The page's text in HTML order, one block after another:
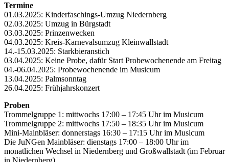
Termine
01.03.2025: Kinderfaschings-Umzug Niedernberg
02.03.2025: Umzug in Bürgstadt
03.03.2025: Prinzenwecken
04.03.2025: Kreis-Karnevalsumzug Kleinwallstadt
14.-15.03.2025: Starkbieranstich
03.04.2025: Keine Probe, dafür Start Probewochenende am Freitag
04.-06.04.2025: Probewochenende im Musicum
13.04.2025: Palmsonntag
26.04.2025: Frühjahrskonzert
Proben
Trommelgruppe 1: mittwochs 17:00 – 17:45 Uhr im Musicum
Trommelgruppe 2: mittwochs 17:50 – 18:35 Uhr im Musicum
Mini-Mainbläser: donnerstags 16:30 – 17:15 Uhr im Musicum
Die JuNGen Mainbläser: dienstags 17:00 – 18:00 Uhr im
monatlichen Wechsel in Niedernberg und Großwallstadt (im Februar
in Niedernberg)